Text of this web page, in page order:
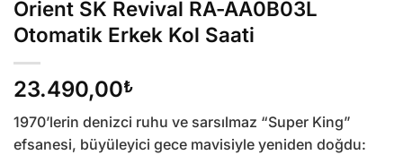
Orient SK Revival RA-AA0B03L
Otomatik Erkek Kol Saati
23.490,00₺
1970’lerin denizci ruhu ve sarsılmaz “Super King”
efsanesi, büyüleyici gece mavisiyle yeniden doğdu: